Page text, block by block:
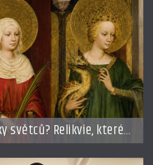
světců? Relikvie, které
budí úžas